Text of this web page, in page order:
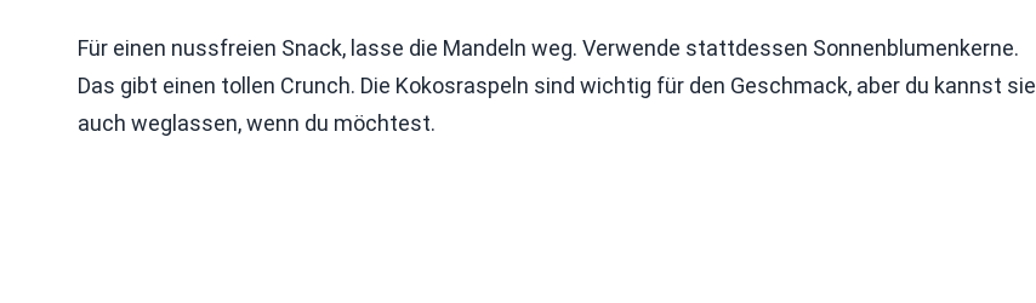
Für einen nussfreien Snack, lasse die Mandeln weg. Verwende stattdessen Sonnenblumenkerne.
Das gibt einen tollen Crunch. Die Kokosraspeln sind wichtig für den Geschmack, aber du kannst sie
auch weglassen, wenn du möchtest.